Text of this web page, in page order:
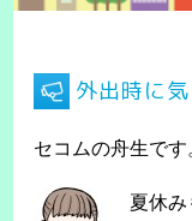
外出時に
セコムの舟生です
夏休